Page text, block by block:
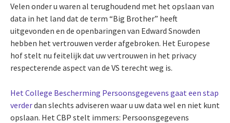
Velen onder u waren al terughoudend met het opslaan van
data in het land dat de term “Big Brother” heeft
uitgevonden en de openbaringen van Edward Snowden
hebben het vertrouwen verder afgebroken. Het Europese
hof stelt nu feitelijk dat uw vertrouwen in het privacy
respecterende aspect van de VS terecht weg is.
Het College Bescherming Persoonsgegevens gaat een stap
verderdan slechts adviseren waar u uw data wel en niet kunt
opslaan. Het CBP stelt immers: Persoonsgegevens